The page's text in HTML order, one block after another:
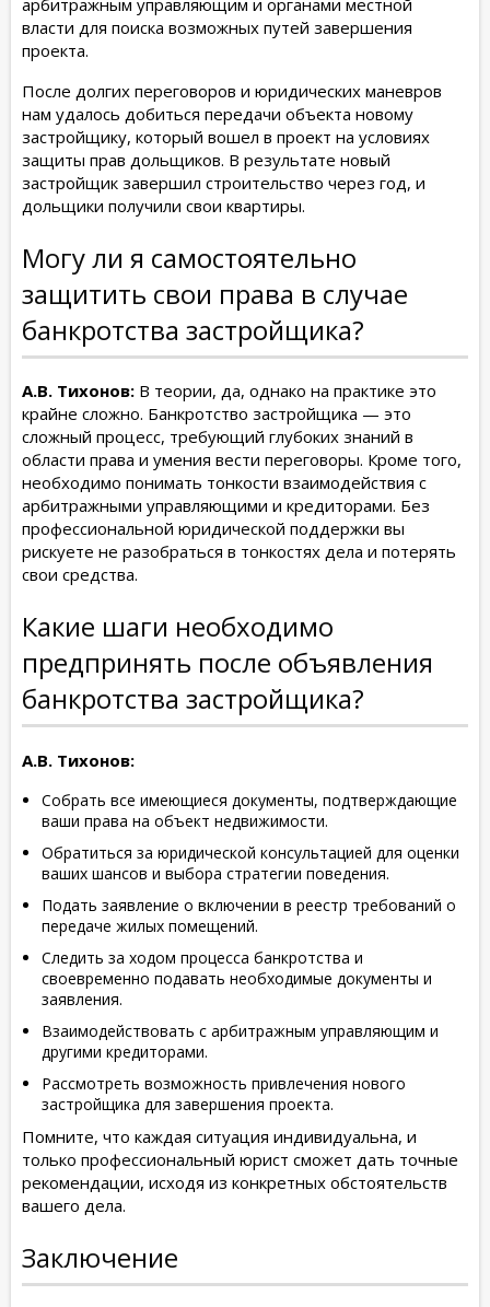
власти для поиска возможных путей завершения
проекта.
После долгих переговоров и юридических маневров
нам удалось добиться передачи объекта новому
застройщику, который вошел в проект на условиях
защиты прав дольщиков. В результате новый
застройщик завершил строительство через год, и
дольщики получили свои квартиры.
Могу ли я самостоятельно
защитить свои права в случае
банкротства застройщика?
А.В. Тихонов: В теории, да, однако на практике это
крайне сложно. Банкротство застройщика — это
сложный процесс, требующий глубоких знаний в
области права и умения вести переговоры. Кроме того,
необходимо понимать тонкости взаимодействия с
арбитражными управляющими и кредиторами. Без
профессиональной юридической поддержки вы
рискуете не разобраться в тонкостях дела и потерять
свои средства.
Какие шаги необходимо
предпринять после объявления
банкротства застройщика?
А.В. Тихонов:
Собрать все имеющиеся документы, подтверждающие
ваши права на объект недвижимости.
Обратиться за юридической консультацией для оценки
ваших шансов и выбора стратегии поведения.
Подать заявление о включении в реестр требований о
передаче жилых помещений.
Следить за ходом процесса банкротства и
своевременно подавать необходимые документы и
заявления.
Взаимодействовать с арбитражным управляющим и
другими кредиторами.
Рассмотреть возможность привлечения нового
застройщика для завершения проекта.
Помните, что каждая ситуация индивидуальна, и
только профессиональный юрист сможет дать точные
рекомендации, исходя из конкретных обстоятельств
вашего дела.
Заключение